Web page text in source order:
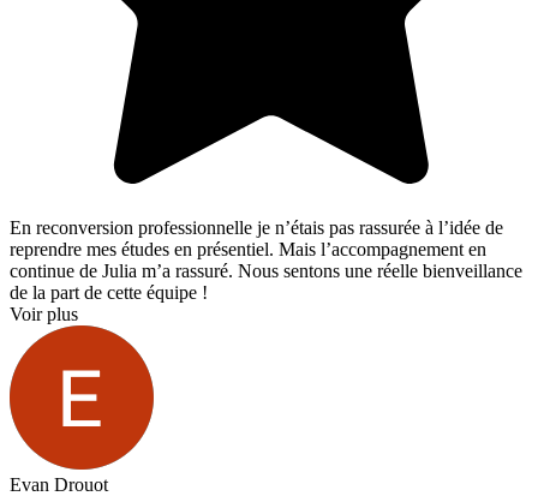
En reconversion professionnelle je n’étais pas rassurée à l’idée de
reprendre mes études en présentiel. Mais l’accompagnement en
continue de Julia m’a rassuré. Nous sentons une réelle bienveillance
de la part de cette équipe !
Voir plus
Evan Drouot